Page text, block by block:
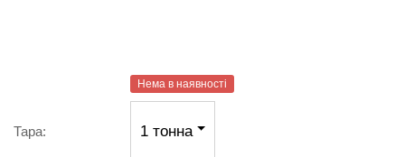
Нема в наявності
Тара: 1 тонна